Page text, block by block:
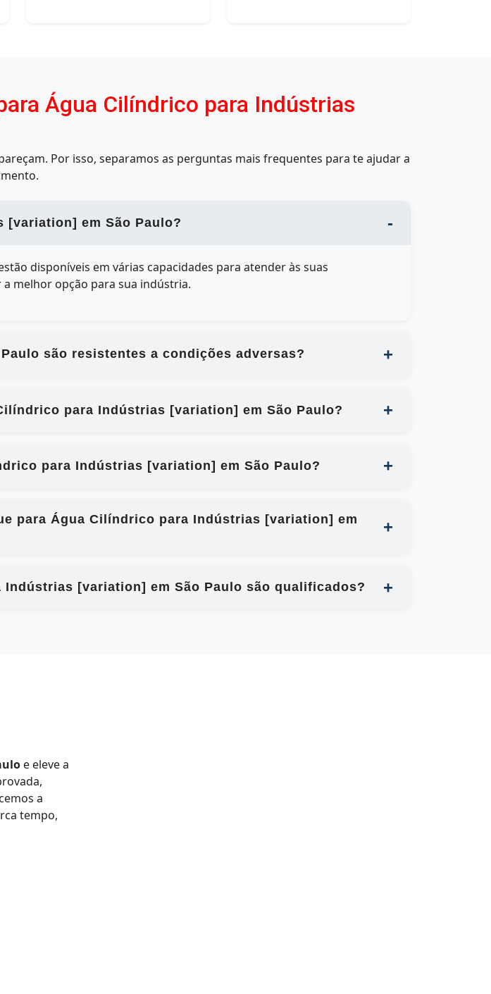
Água Cilíndrico para Indústrias
Por isso, separamos as perguntas mais frequentes para te ajudar a
[variation] em São Paulo?
disponíveis em várias capacidades para atender às suas
melhor opção para sua indústria.
são resistentes a condições adversas?
para Indústrias [variation] em São Paulo?
para Indústrias [variation] em São Paulo?
para Água Cilíndrico para Indústrias [variation] em
[variation] em São Paulo são qualificados?
e eleve a
a
tempo,